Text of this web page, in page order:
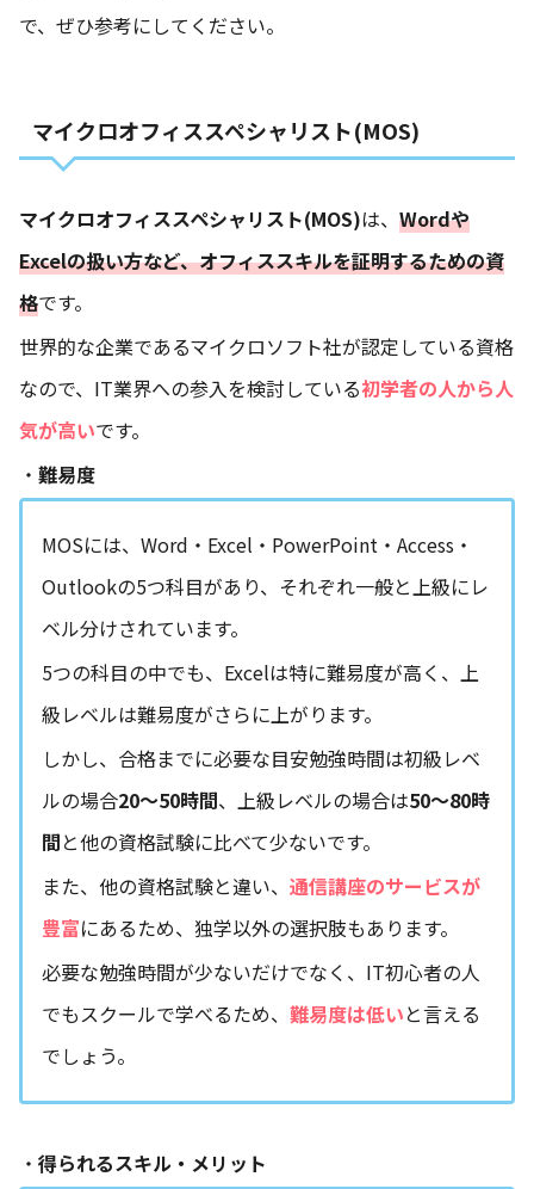
で、ぜひ参考にしてください。
マイクロオフィススペシャリスト(MOS)
マイクロオフィススペシャリスト(MOS)は、 Wordや
Excelの扱い方など、オフィススキルを証明するための資
格です。
世界的な企業であるマイクロソフト社が認定している資格
なので、IT業界への参入を検討している初学者の人から人
気が高いです。
・ 難易度
MOSには、Word・Excel・PowerPoint・Access・
Outlookの5つ科目があり、それぞれ一般と上級にレ
ベル分けされています。
5つの科目の中でも、Excelは特に難易度が高く、上
級レベルは難易度がさらに上がります。
しかし、合格までに必要な目安勉強時間は初級レベ
ルの場合20〜50時間、上級レベルの場合は50〜80時
間と他の資格試験に比べて少ないです。
また、他の資格試験と違い、 通信講座のサービスが
豊富にあるため、独学以外の選択肢もあります。
必要な勉強時間が少ないだけでなく、IT初心者の人
でもスクールで学べるため、 難易度は低いと言える
でしょう。
・ 得られるスキル・メリット